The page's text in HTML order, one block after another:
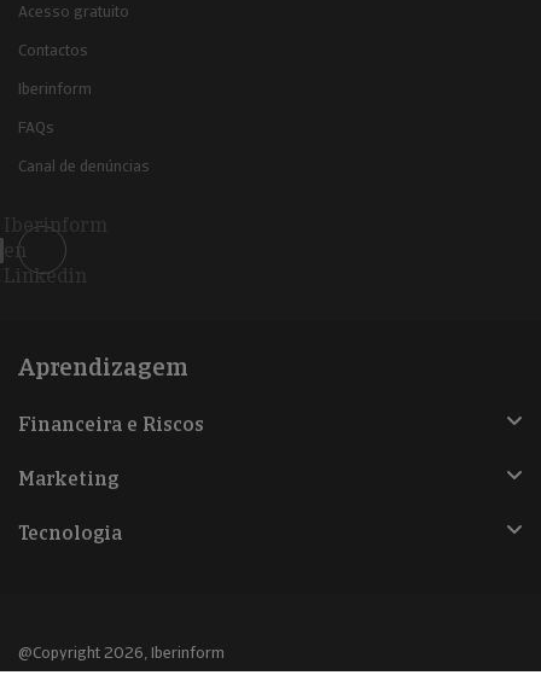
Acesso gratuito
Contactos
Iberinform
FAQs
Canal de denúncias
Iberinform
en
Linkedin
Aprendizagem
Financeira e Riscos
Marketing
Tecnologia
@Copyright 2026, Iberinform